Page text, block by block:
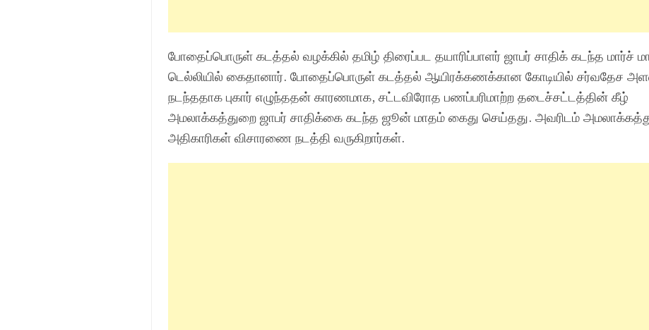
போதைப்பொருள் கடத்தல் வழக்கில் தமிழ் திரைப்பட தயாரிப்பாளர் ஜாபர் சாதிக் கடந்த மார்ச்
டெல்லியில் கைதானார். போதைப்பொருள் கடத்தல் ஆயிரக்கணக்கான கோடியில் சர்வதேச
நடந்ததாக புகார் எழுந்ததன் காரணமாக, சட்டவிரோத பணப்பரிமாற்ற தடைச்சட்டத்தின் கீழ்
அமலாக்கத்துறை ஜாபர் சாதிக்கை கடந்த ஜூன் மாதம் கைது செய்தது. அவரிடம்
அதிகாரிகள் விசாரணை நடத்தி வருகிறார்கள்.